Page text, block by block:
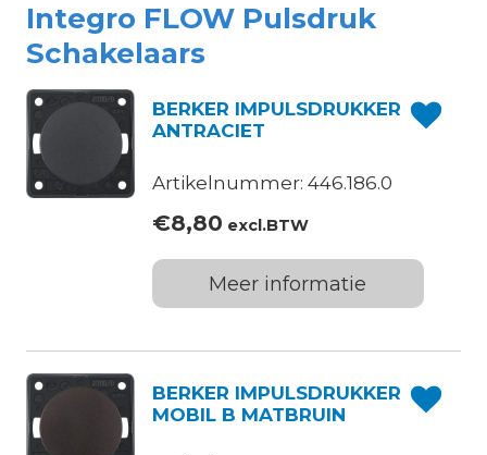
Integro FLOW Pulsdruk
Schakelaars
BERKER IMPULSDRUKKER
ANTRACIET
Artikelnummer: 446.186.0
€8,80 excl.BTW
Meer informatie
BERKER IMPULSDRUKKER
MOBIL B MATBRUIN